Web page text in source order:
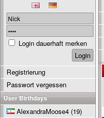
Login dauerhaft merken
Registrierung
Passwort vergessen
User Birthdays
AlexandraMoose4 (19)